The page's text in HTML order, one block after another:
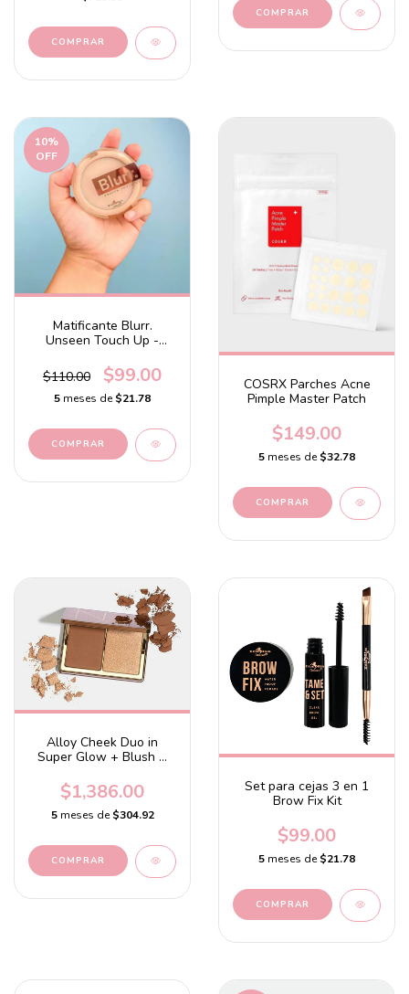
COMPRAR
10%
OFF
Matificante Blurr.
Unseen Touch Up -
$110.00
$99.00
5 meses de$21.78
COSRX Parches Acne
Pimple Master Patch
$149.00
5 meses de$32.78
Alloy Cheek Duo in
Super Glow + Blush &
$1,386.00
5 meses de$304.92
Set para cejas 3 en 1
Brow Fix Kit
$99.00
5 meses de$21.78
COMPRAR